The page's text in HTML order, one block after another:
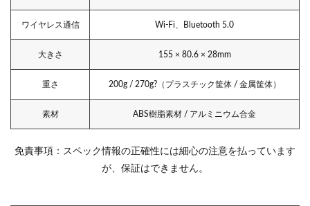
ワイヤレス通信 Wi-Fi、Bluetooth 5.0
大きさ 155 × 80.6 × 28mm
重さ 200g / 270g?（プラスチック筐体 / 金属筐体）
素材 ABS樹脂素材 / アルミニウム合金
免責事項：スペック情報の正確性には細心の注意を払っています
が、保証はできません。